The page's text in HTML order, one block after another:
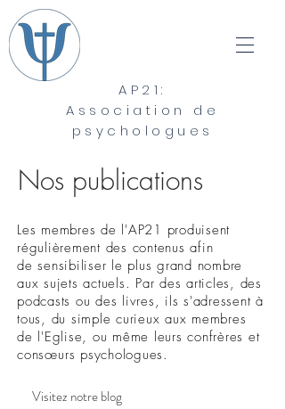
AP21:
Association de
psychologues
Nos publications
Les membres de l'AP21 produisent
régulièrement des contenusafin
de sensibiliser le plus grand nombre
aux sujets actuels. Par des articles, des
podcasts ou des livres, ils s'adressent à
tous, du simple curieux aux membres
de l'Eglise, ou même leurs confrères et
consœurs psychologues.
Visitez notre blog